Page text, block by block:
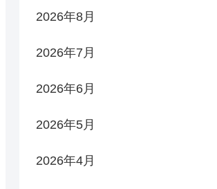
2026年8月
2026年7月
2026年6月
2026年5月
2026年4月